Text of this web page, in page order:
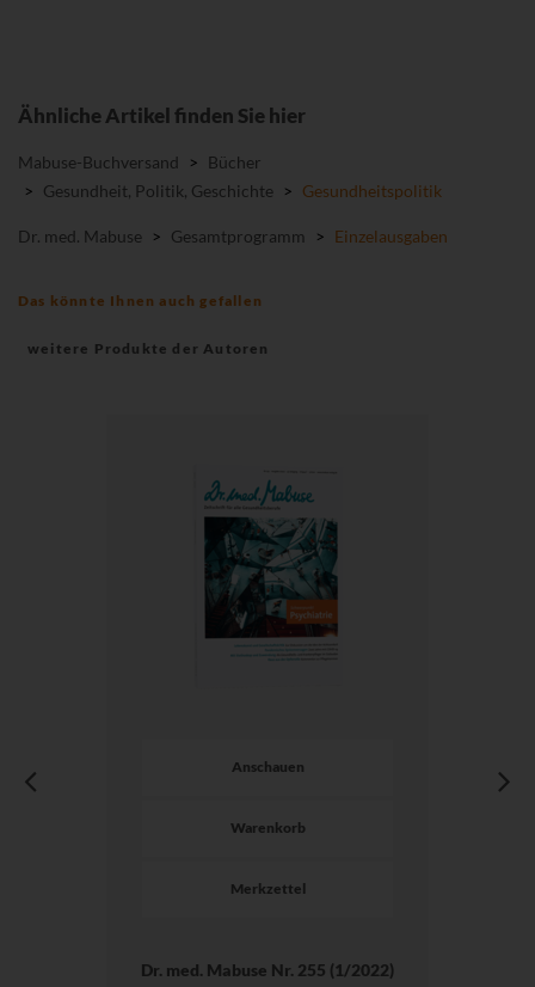
Ähnliche Artikel finden Sie hier
Mabuse-Buchversand > Bücher
> Gesundheit, Politik, Geschichte > Gesundheitspolitik
Dr. med. Mabuse > Gesamtprogramm > Einzelausgaben
Das könnte Ihnen auch gefallen
weitere Produkte der Autoren
Anschauen
Warenkorb
Merkzettel
Dr. med. Mabuse Nr. 255 (1/2022)